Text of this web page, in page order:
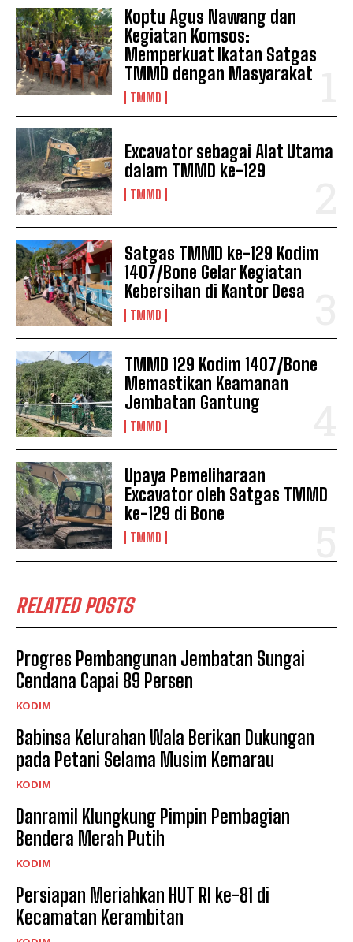
Koptu Agus Nawang dan
Kegiatan Komsos:
Memperkuat Ikatan Satgas
TMMD dengan Masyarakat
TMMD
Excavator sebagai Alat Utama
dalam TMMD ke-129
TMMD
Satgas TMMD ke-129 Kodim
1407/Bone Gelar Kegiatan
Kebersihan di Kantor Desa
TMMD
TMMD 129 Kodim 1407/Bone
Memastikan Keamanan
Jembatan Gantung
TMMD
Upaya Pemeliharaan
Excavator oleh Satgas TMMD
ke-129 di Bone
TMMD
RELATED POSTS
Progres Pembangunan Jembatan Sungai
Cendana Capai 89 Persen
KODIM
Babinsa Kelurahan Wala Berikan Dukungan
pada Petani Selama Musim Kemarau
KODIM
Danramil Klungkung Pimpin Pembagian
Bendera Merah Putih
KODIM
Persiapan Meriahkan HUT RI ke-81 di
Kecamatan Kerambitan